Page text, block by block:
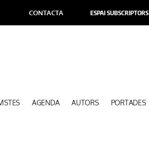
CONTACTA ESPAI SUBSCRIPTORS
AGENDA AUTORS PORTADES